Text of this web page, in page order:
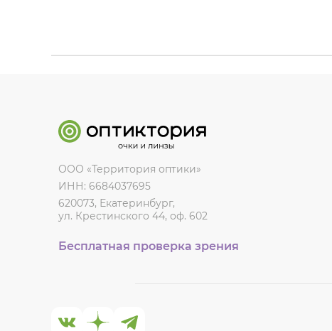
ООО «Территория оптики»
ИНН: 6684037695
620073, Екатеринбург,
ул. Крестинского 44, оф. 602
Бесплатная проверка зрения